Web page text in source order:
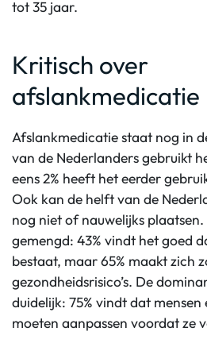
tot 35 jaar.
Kritisch over
afslankmedicatie
Afslankmedicatie staat nog in
van de Nederlanders gebruikt
eens 2% heeft het eerder
Ook kan de helft van de
nog niet of nauwelijks
gemengd: 43% vindt het goed
bestaat, maar 65% maakt zich
gezondheidsrisico’s. De
duidelijk: 75% vindt dat mensen
moeten aanpassen voordat ze